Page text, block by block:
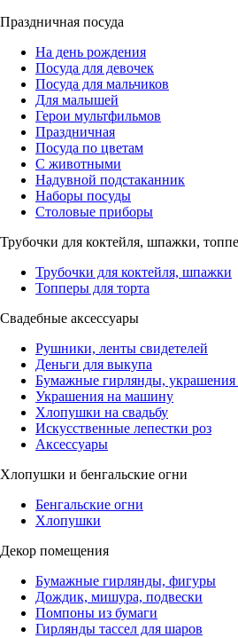
Праздничная посуда
На день рождения
Посуда для девочек
Посуда для мальчиков
Для малышей
Герои мультфильмов
Праздничная
Посуда по цветам
С животными
Надувной подстаканник
Наборы посуды
Столовые приборы
Трубочки для коктейля, шпажки,
Трубочки для коктейля, шпажки
Топперы для торта
Свадебные аксессуары
Рушники, ленты свидетелей
Деньги для выкупа
Бумажные гирлянды, украшения
Украшения на машину
Хлопушки на свадьбу
Искусственные лепестки роз
Аксессуары
Хлопушки и бенгальские огни
Бенгальские огни
Хлопушки
Декор помещения
Бумажные гирлянды, фигуры
Дождик, мишура, подвески
Помпоны из бумаги
Гирлянды тассел для шаров